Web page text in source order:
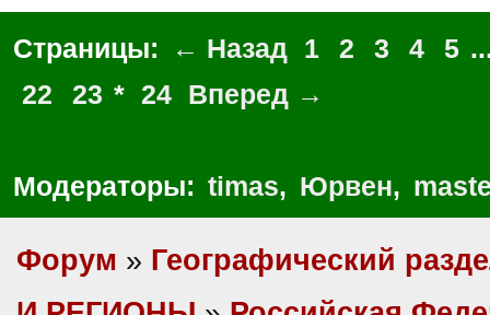
Страницы: ← Назад 1 2 3 4 5
22
23 * 24 Вперед →
Модераторы: timas, Юрвен,
Форум » Географический